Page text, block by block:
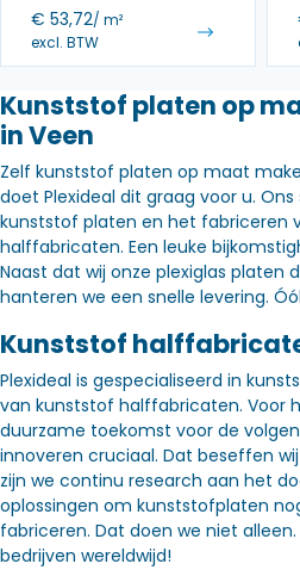
€ 53,72/ m²
excl. BTW
Kunststof platen op
in Veen
Zelf kunststof platen op maat
doet Plexideal dit graag voor u.
kunststof platen en het fabriceren
halffabricaten. Een leuke
Naast dat wij onze plexiglas platen
hanteren we een snelle levering.
Kunststof
Plexideal is gespecialiseerd in
van kunststof halffabricaten. Voor
duurzame toekomst voor de
innoveren cruciaal. Dat beseffen
zijn we continu research aan het
oplossingen om kunststofplaten
fabriceren. Dat doen we niet
bedrijven wereldwijd!